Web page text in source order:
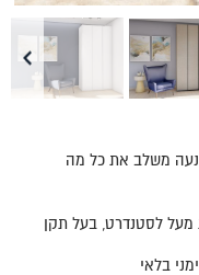
נעה משלב את כל מה
מעל לסטנדרט, בעל תקן
בלאי